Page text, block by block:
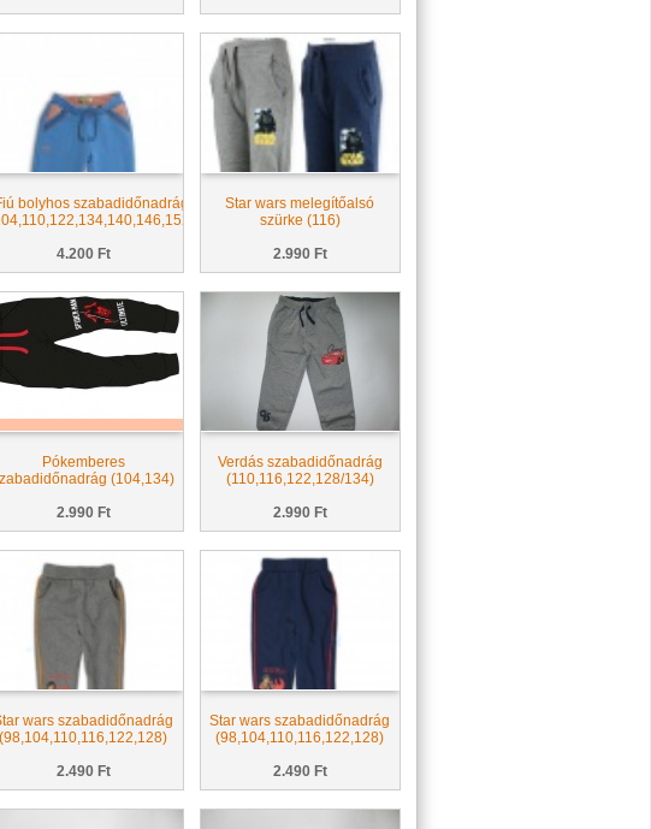
bolyhos szabadidőnadrág
4.200 Ft
Star wars melegítőalsó
szürke (116)
2.990 Ft
Pókemberes
(104,134)
2.990 Ft
Verdás szabadidőnadrág
(110,116,122,128/134)
2.990 Ft
wars szabadidőnadrág
(98,104,110,116,122,128)
2.490 Ft
Star wars szabadidőnadrág
(98,104,110,116,122,128)
2.490 Ft